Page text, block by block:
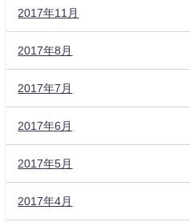
2017年11月
2017年8月
2017年7月
2017年6月
2017年5月
2017年4月